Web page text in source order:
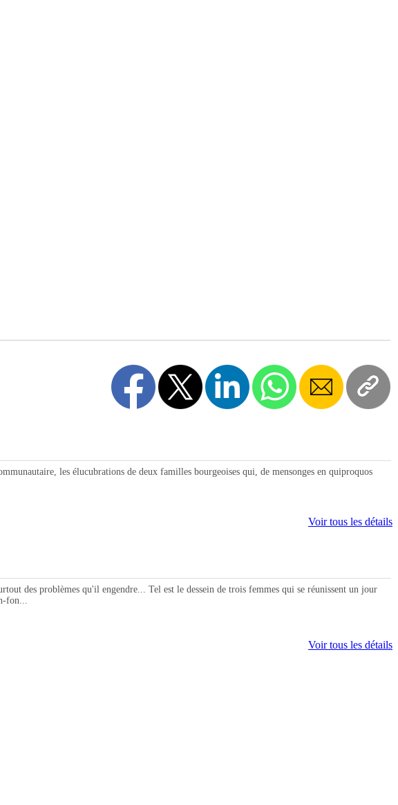
les élucubrations de deux familles bourgeoises qui, de mensonges en quiproquos
Voir tous les détails
des problèmes qu'il engendre... Tel est le dessein de trois femmes qui se réunissent un jour
fon...
Voir tous les détails